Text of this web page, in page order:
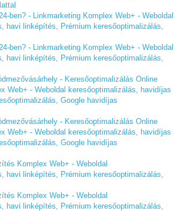
ben? - Linkmarketing Komplex Web+ - Weboldal
havi linképítés, Prémium keresőoptimalizálás,
ben? - Linkmarketing Komplex Web+ - Weboldal
havi linképítés, Prémium keresőoptimalizálás,
- Keresőoptimalizálás Online
Web+ - Weboldal keresőoptimalizálás, havidíjas
Google havidíjas
- Keresőoptimalizálás Online
Web+ - Weboldal keresőoptimalizálás, havidíjas
Google havidíjas
Komplex Web+ - Weboldal
havi linképítés, Prémium keresőoptimalizálás,
Komplex Web+ - Weboldal
havi linképítés, Prémium keresőoptimalizálás,